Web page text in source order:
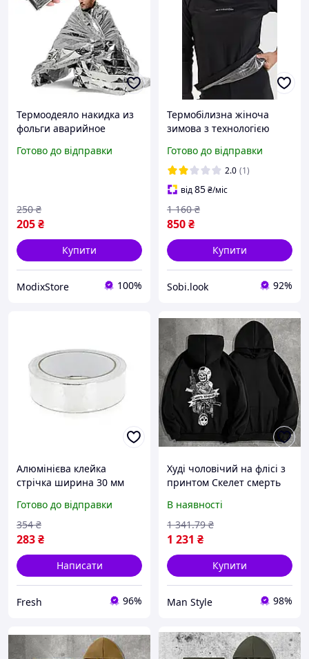
Термоодеяло накидка из
фольги аварийное
отражения тепла 1 шт
Готово до відправки
205₴
250 ₴
Купити
ModixStore 100%
Термобілизна жіноча
зимова з технологією
Heat
Готово до відправки
2.0 (1)
від85₴/міс
850₴
1 160 ₴
Купити
Sobi.look 92%
Алюмінієва клейка
стрічка ширина 30 мм
монтажу вентиляції та
відбиття тепла fresh
Готово до відправки
283₴
354 ₴
Написати
Fresh 96%
Худі чоловічий на флісі з
принтом Скелет смерть
Чорний, Тепле флісове
чоловіче худі на
військову тематику
В наявності
1 231 ₴
1 341.79 ₴
Купити
Man Style 98%